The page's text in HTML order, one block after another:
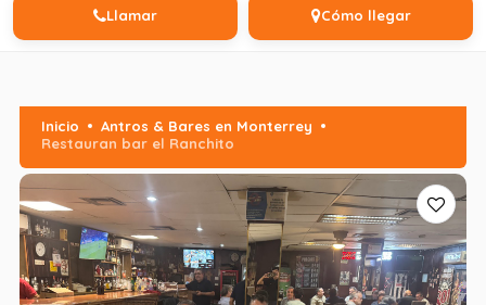
Llamar Cómo llegar
Inicio
Antros & Bares en Monterrey
Restauran bar el Ranchito